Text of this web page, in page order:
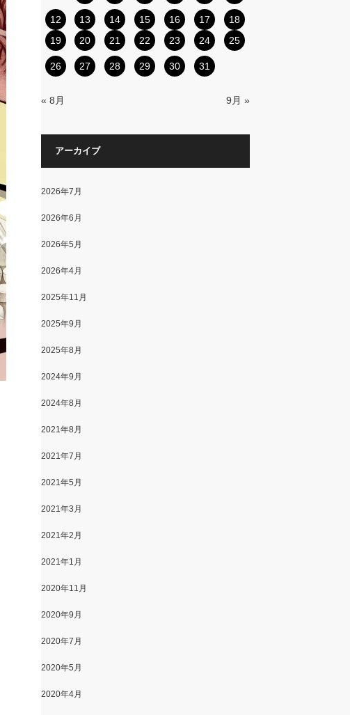
12 13 14 15 16 17
18
19
20 21 22 23 24 25
26 27 28 29 30 31
« 8月 9月 »
アーカイブ
2026年7月
2026年6月
2026年5月
2026年4月
2025年11月
2025年9月
2025年8月
2024年9月
2024年8月
2021年8月
2021年7月
2021年5月
2021年3月
2021年2月
2021年1月
2020年11月
2020年9月
2020年7月
2020年5月
2020年4月